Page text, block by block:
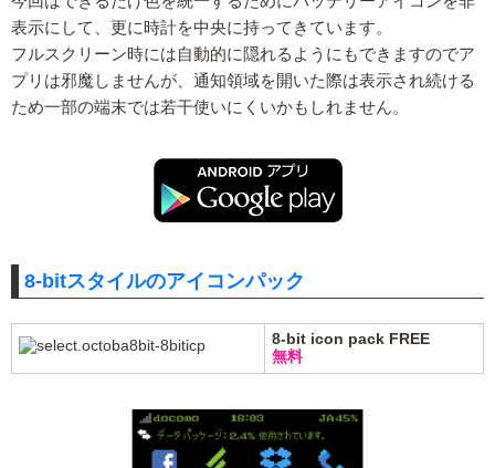
表示にして、更に時計を中央に持ってきています。
フルスクリーン時には自動的に隠れるようにもできますのでア
プリは邪魔しませんが、通知領域を開いた際は表示され続ける
ため一部の端末では若干使いにくいかもしれません。
8-bitスタイルのアイコンパック
8-bit icon pack FREE
無料